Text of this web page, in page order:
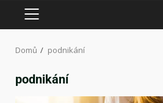
Domů podnikání
podnikání